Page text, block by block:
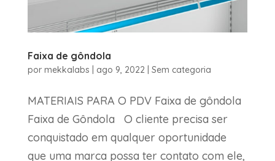
Faixa de gôndola
por mekkalabs ago 9, 2022 Sem categoria
MATERIAIS PARA O PDV Faixa de gôndola
Faixa de Gôndola O cliente precisa ser
conquistado em qualquer oportunidade
que uma marca possa ter contato com ele,